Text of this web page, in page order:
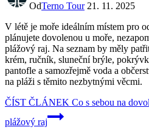
OdTerno Tour 21. 11. 2025
V létě je moře ideálním místem pro
plánujete dovolenou u moře,
plážový raj. Na seznam by měly
krém, ručník, sluneční brýle,
pantofle a samozřejmě voda a
na pláži s těmito nezbytnými věcmi.
ČÍST ČLÁNEK Co s sebou na
plážový raj